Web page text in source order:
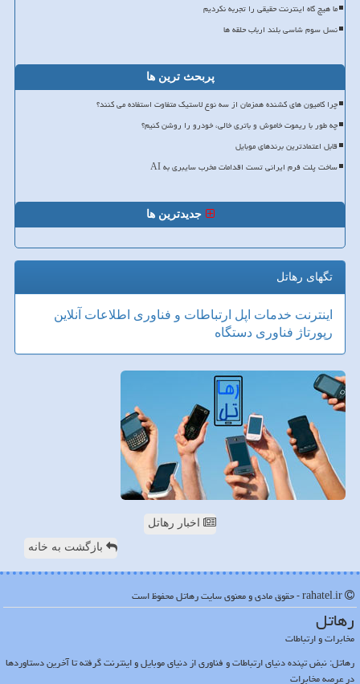
ما هیچ گاه اینترنت حقیقی را تجربه نکردیم
نسل سوم شاسی بلند ارباب حلقه ها
پربحث ترین ها
چرا کامیون های کشنده همزمان از سه نوع لاستیک متفاوت استفاده می کنند؟
چه طور با ریموت خاموش و باتری خالی، خودرو را روشن کنیم؟
قابل اعتمادترین برندهای موبایل
ساخت پلت فرم ایرانی تست اقدامات مخرب سایبری به AI
جدیدترین ها
تگهای رهاتل
اینترنت خدمات اپل ارتباطات و فناوری اطلاعات آنلاین
رپورتاژ فناوری دستگاه
اخبار رهاتل
بازگشت به خانه
رهاتل
مخابرات و ارتباطات
رهاتل: نبض تپنده دنیای ارتباطات و فناوری از دنیای موبایل و اینترنت گرفته تا آخرین دستاوردها
در عرصه مخابرات